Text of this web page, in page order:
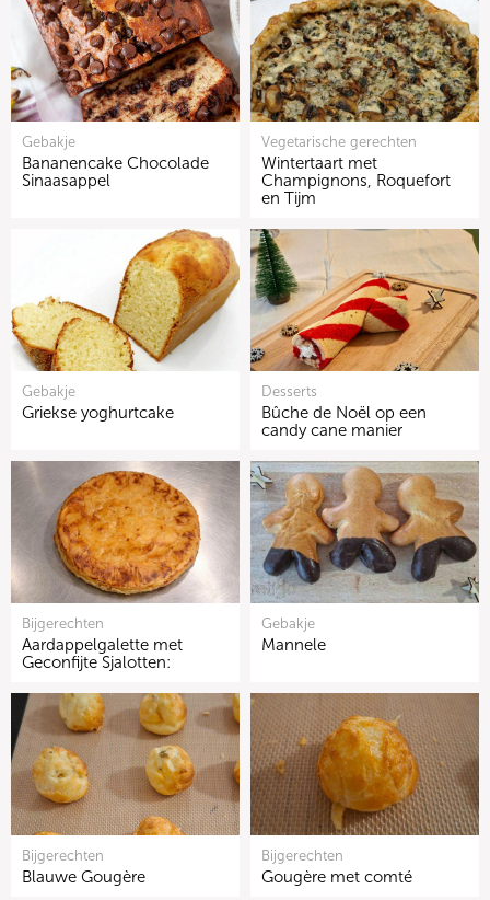
Gebakje
Bananencake Chocolade
Sinaasappel
Vegetarische gerechten
Wintertaart met
Champignons, Roquefort
en Tijm
Gebakje
Griekse yoghurtcake
Desserts
Bûche de Noël op een
candy cane manier
Bijgerechten
Aardappelgalette met
Geconfijte Sjalotten:
Gebakje
Mannele
Bijgerechten
Blauwe Gougère
Bijgerechten
Gougère met comté